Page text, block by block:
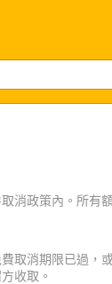
消政策內。所有
取消期限已過，
收取。